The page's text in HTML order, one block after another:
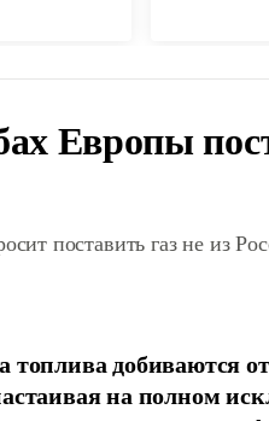
Европы
поставить газ не из
топлива добиваются
на полном